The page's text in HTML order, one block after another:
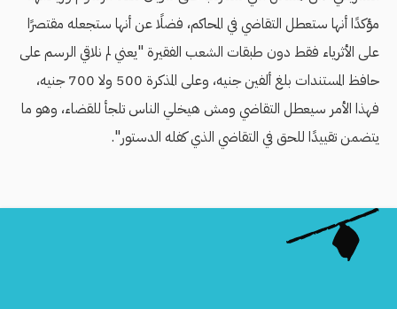
مؤكدًا أنها ستعطل التقاضي في المحاكم، فضلًا عن أنها ستجعله مقتصرًا
على الأثرياء فقط دون طبقات الشعب الفقيرة "يعني لم نلاقي الرسم على
حافظ المستندات بلغ ألفين جنيه، وعلى المذكرة 500 ولا 700 جنيه،
فهذا الأمر سيعطل التقاضي ومش هيخلي الناس تلجأ للقضاء، وهو ما
يتضمن تقييدًا للحق في التقاضي الذي كفله الدستور".